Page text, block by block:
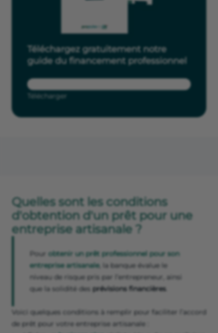
Téléchargez gratuitement notre
guide du financement professionnel
Télécharger
Quelles sont les conditions
d'obtention d'un prêt pour une
entreprise artisanale ?
Pour obtenir un prêt professionnel pour son
entreprise artisanale, la banque évalue le
niveau de risque pris par l’entrepreneur, ainsi
que la solidité des prévisions financières.
Voici quelques conditions à remplir pour faciliter l’accord
de prêt pour votre entreprise artisanale :